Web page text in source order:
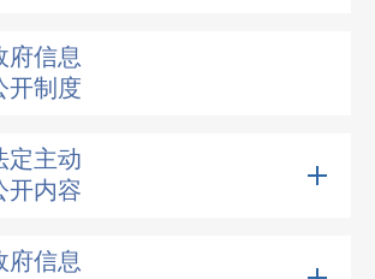
府信息
开制度
定主动
开内容
府信息